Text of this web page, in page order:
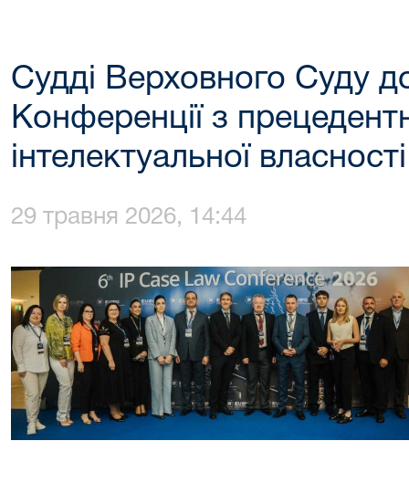
Судді Верховного Суду
Конференції з
інтелектуальної власності
29 травня 2026, 14:44